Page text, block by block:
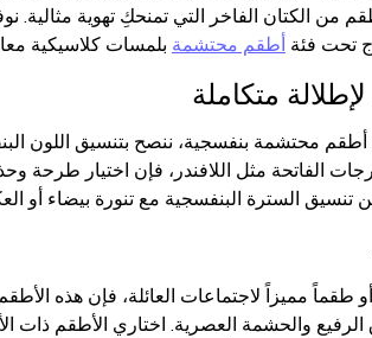
من الكتان الفاخر التي تمنحكِ تهوية مثالية.
تحت فئة أطقم محتشمة بلمسات كلاسيكية
متكاملة
أطقم محتشمة بنفسجية، ننصح بتنسيق اللون
الفاتحة مثل اللافندر، فإن اختيار طرحة
السترة البنفسجية مع تنورة بيضاء أو
مميزاً لاجتماعات العائلة، فإن هذه
والحشمة العصرية. اختاري الأطقم ذات